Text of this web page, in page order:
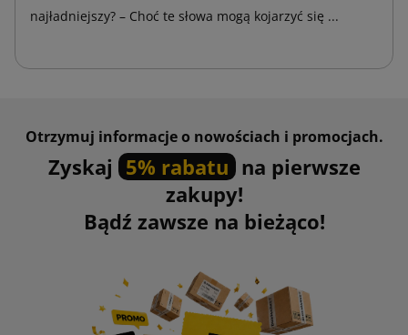
profesjonalnie i estetycznie.
Dyspenser do taśmy papierowej
rozcinania, aktywowania i aplikowania taśmy papierowej,
której warstwa przylepna jest mobilizowana za pomocą wody.
Te akcesoria do pakowania są szeroko wykorzystywane w
spedycji towarów oraz procesach produkcyjnych. To pewna
Dyspenser ActivaWrap
najładniejszy? – Choć te słowa mogą kojarzyć się ...
Otrzymuj informacje o nowościach i promocjach.
Zyskaj 5% rabatu na pierwsze
zakupy!
Bądź zawsze na bieżąco!